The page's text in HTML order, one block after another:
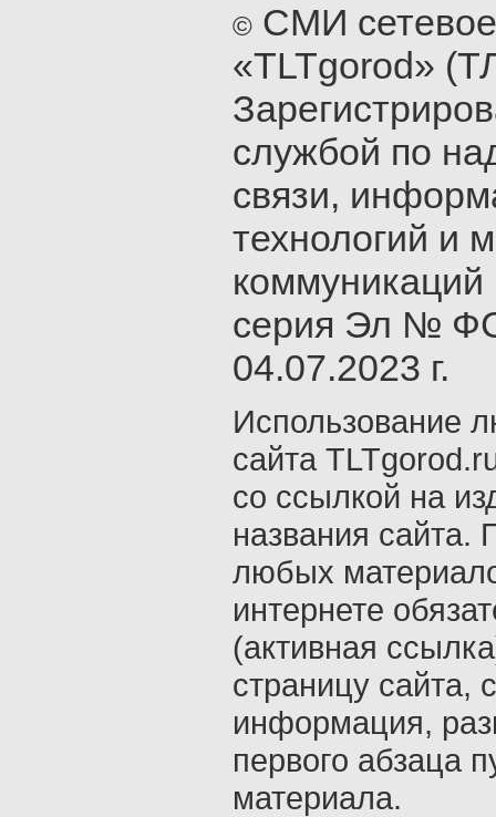
© СМИ
«TLTgorod»
службой по
связи,
технологий и
серия Эл №
04.07.2023 г.
Использование
сайта
со ссылкой на
названия сайта.
любых
интернете
(активная
страницу сайта,
информация,
первого абзаца
материала.